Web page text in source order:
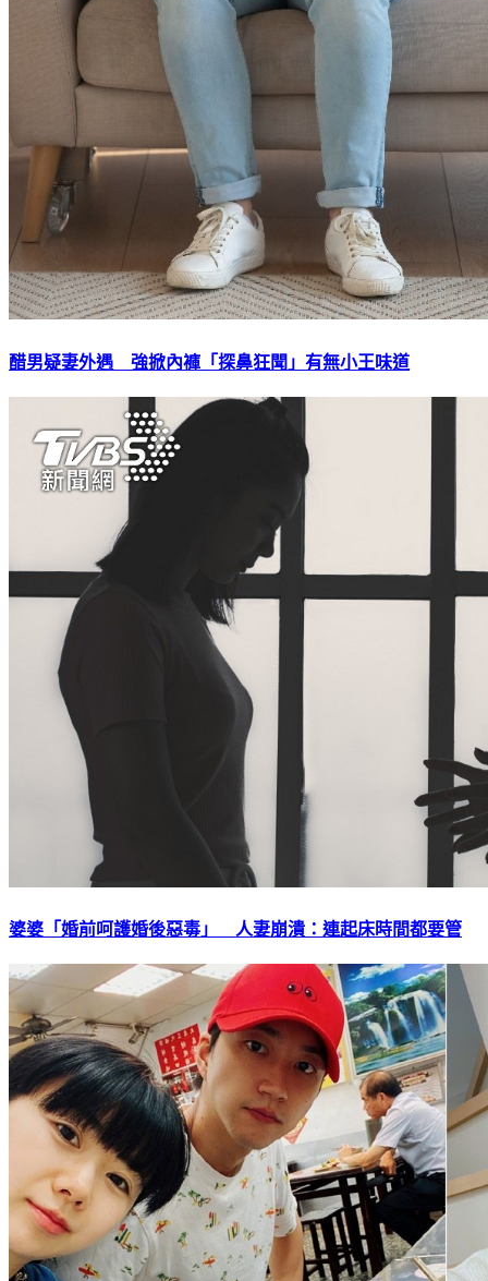
醋男疑妻外遇 強掀內褲「探鼻狂聞」有無小王味道
婆婆「婚前呵護婚後惡毒」 人妻崩潰：連起床時間都要管